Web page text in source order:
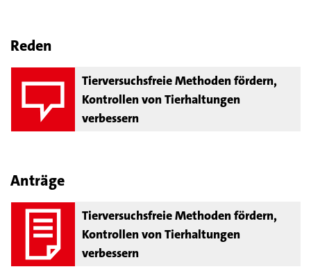
Reden
Tierversuchsfreie Methoden fördern,
Kontrollen von Tierhaltungen
verbessern
Anträge
Tierversuchsfreie Methoden fördern,
Kontrollen von Tierhaltungen
verbessern